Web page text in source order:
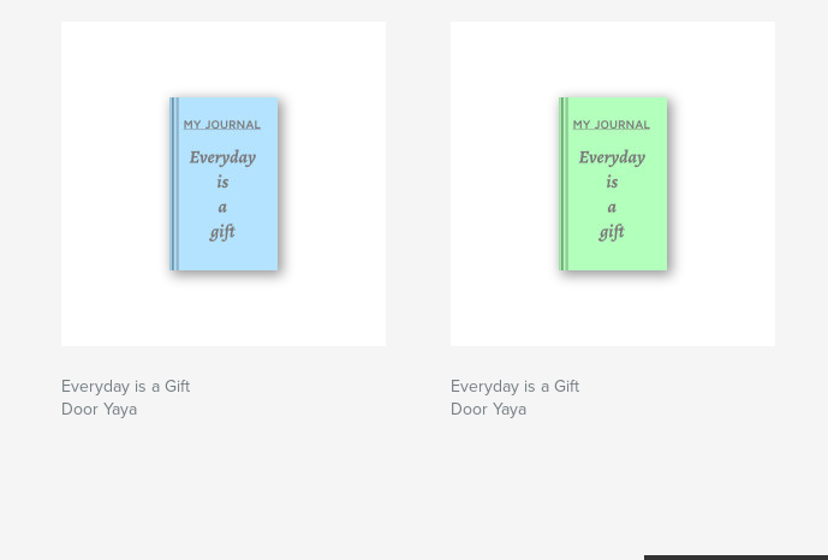
Everyday is a Gift
Door Yaya
Everyday is a Gift
Door Yaya